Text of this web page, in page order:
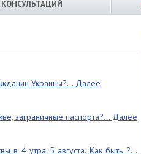
КОНСУЛЬТАЦИЙ
Украины?... Далее
заграничные паспорта?... Далее
в 4 утра 5 августа. Как быть ?...